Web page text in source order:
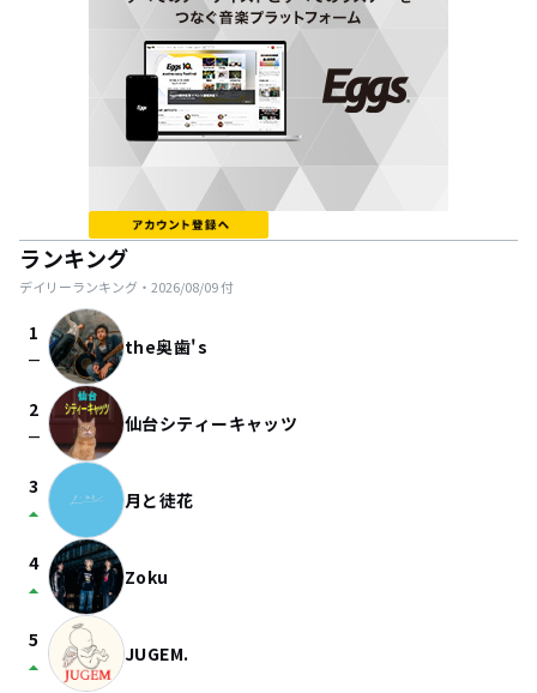
ランキング
デイリーランキング・ 2026/08/09付
1
check_indeterminate_small the奥歯's
2
check_indeterminate_small 仙台シティーキャッツ
3
arrow_drop_up 月と徒花
4
arrow_drop_up Zoku
5
arrow_drop_up JUGEM.